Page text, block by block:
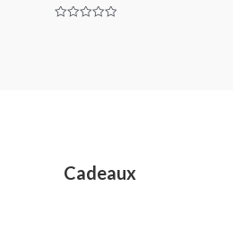
Cadeaux